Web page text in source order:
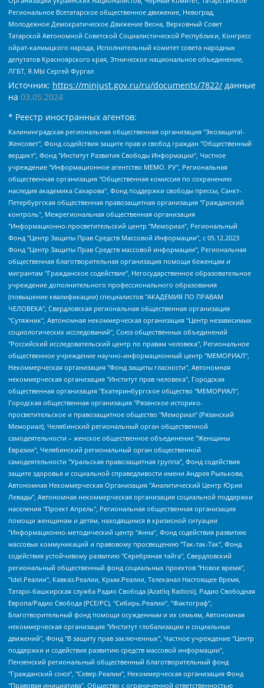
Региональное Всетатарское общественное движение, Невоград,
Молодежное Демократическое Движение Весна, Верховный Совет
Татарской Автономной Советской Социалистической Республики, Конгресс
ойрат-калмыцкого народа, Исполнительный комитет совета народных
депутатов Красноярского края, Этническое национальное объединение,
ЛГБТ, Я.МЫ Сергей Фургал
Источник: https://minjust.gov.ru/ru/documents/7822/ данные
на 03.05.2024
* Реестр иностранных агентов:
Калининградская региональная общественная организация "Экозащита!-Женсовет", Фонд содействия защите прав и свобод граждан "Общественный вердикт", Фонд "Институт Развития Свободы Информации", Частное учреждение "Информационное агентство МЕМО. РУ", Региональная общественная организация "Общественная комиссия по сохранению наследия академика Сахарова", Фонд поддержки свободы прессы, Санкт-Петербургская общественная правозащитная организация "Гражданский контроль", Межрегиональная общественная организация "Информационно-просветительский центр "Мемориал", Региональный Фонд "Центр Защиты Прав Средств Массовой Информации", с 05.12.2023 Фонд "Центр Защиты Прав Средств массовой информации", Региональная общественная благотворительная организация помощи беженцам и мигрантам "Гражданское содействие", Негосударственное образовательное учреждение дополнительного профессионального образования (повышение квалификации) специалистов "АКАДЕМИЯ ПО ПРАВАМ ЧЕЛОВЕКА", Свердловская региональная общественная организация "Сутяжник", Автономная некоммерческая организация "Центр независимых социологических исследований", Союз общественных объединений "Российский исследовательский центр по правам человека", Региональное общественное учреждение научно-информационный центр "МЕМОРИАЛ", Некоммерческая организация "Фонд защиты гласности", Автономная некоммерческая организация "Институт прав человека", Городская общественная организация "Екатеринбургское общество "МЕМОРИАЛ", Городская общественная организация "Рязанское историко-просветительское и правозащитное общество "Мемориал" (Рязанский Мемориал), Челябинский региональный орган общественной самодеятельности – женское общественное объединение "Женщины Евразии", Челябинский региональный орган общественной самодеятельности "Уральская правозащитная группа", Фонд содействия защите здоровья и социальной справедливости имени Андрея Рылькова, Автономная Некоммерческая Организация "Аналитический Центр Юрия Левады", Автономная некоммерческая организация социальной поддержки населения "Проект Апрель", Региональная общественная организация помощи женщинам и детям, находящимся в кризисной ситуации "Информационно-методический центр "Анна", Фонд содействия развитию массовых коммуникаций и правовому просвещению "Так-так-Так", Фонд содействия устойчивому развитию "Серебряная тайга", Свердловский региональный общественный фонд социальных проектов "Новое время", "Idel.Реалии", Кавказ.Реалии, Крым.Реалии, Телеканал Настоящее Время, Татаро-башкирская служба Радио Свобода (Azatliq Radiosi), Радио Свободная Европа/Радио Свобода (PCE/PC), "Сибирь.Реалии", "Фактограф", Благотворительный фонд помощи осужденным и их семьям, Автономная некоммерческая организация "Институт глобализации и социальных движений", Фонд "В защиту прав заключенных", Частное учреждение "Центр поддержки и содействия развитию средств массовой информации", Пензенский региональный общественный благотворительный фонд "Гражданский союз", "Север.Реалии", Некоммерческая организация Фонд "Правовая инициатива", Общество с ограниченной ответственностью "Радио Свободная Европа/Радио Свобода", Чешское информационное агентство "MEDIUM-ORIENT", Красноярская региональная общественная организация "Мы против СПИДа", Камалягин Денис Николаевич, Маркелов Сергей Евгеньевич, Пономарев Лев Александрович, Савицкая Людмила Алексеевна, Автономная некоммерческая организация "Центр по работе с проблемой насилия "НАСИЛИЮ.НЕТ", Межрегиональный профессиональный союз работников здравоохранения "Альянс врачей", Юридическое лицо, зарегистрированное в Латвийской Республике, SIA "Medusa Project" (регистрационный номер 40103797863, дата регистрации 10.06.2014), Некоммерческая организация "Фонд по борьбе с коррупцией", Автономная некоммерческая организация "Институт права и публичной политики", Баданин Роман Сергеевич, Гликин Максим Александрович, Железнова Мария Михайловна, Лукьянова Юлия Сергеевна, Маетная Елизавета Витальевна, Маняхин Петр Борисович, Чуракова Ольга Владимировна, Ярош Юлия Петровна, Юридическое лицо "The Insider SIA", зарегистрированное в Риге, Латвийская Республика (дата регистрации 26.06.2015), являющееся администратором доменного имени интернет-издания "The Insider SIA", https://theins.ru, Постернак Алексей Евгеньевич, Рубин Михаил Аркадьевич, Анин Роман Александрович, Юридическое лицо Istories fonds, зарегистрированное в Латвийской Республике (регистрационный номер 50008295751, дата регистрации 24.02.2020), Великовский Дмитрий Александрович, Долинина Ирина Николаевна, Мароховская Алеся Алексеевна, Шлейнов Роман Юрьевич, Шмагун Олеся Валентиновна, Общество с ограниченной ответственностью "Альтаир 2021", Общество с ограниченной ответственностью "Вега 2021", Общество с ограниченной ответственностью "Главный редактор 2021", Общество с ограниченной ответственностью "Ромашки монолит", Важенков Артем Валерьевич, Ивановская областная общественная организация "Центр гендерных исследований", Гурман Юрий Альбертович, Медиапроект "ОВД-Инфо", Егоров Владимир Владимирович, Жилинский Владимир Александрович, Общество с ограниченной ответственностью "ЗП", Иванова София Юрьевна, Карезина Инна Павловна, Кильтау Екатерина Викторовна, Петров Алексей Викторович, Пискунов Сергей Евгеньевич, Смирнов Сергей Сергеевич, Тихонов Михаил Сергеевич, Общество с ограниченной ответственностью "ЖУРНАЛИСТ-ИНОСТРАННЫЙ АГЕНТ", Арапова Галина Юрьевна, Вольтская Татьяна Анатольевна, Американская компания "Mason G.E.S. Anonymous Foundation" (США), являющаяся владельцем интернет-издания https://mnews.world/, Компания "Stichting Bellingcat", зарегистрированная в Нидерландах (дата регистрации 11.07.2018), Захаров Андрей Вячеславович, Клепиковская Екатерина Дмитриевна, Общество с ограниченной ответственностью "МЕМО", Перл Роман Александрович, Симонов Евгений Алексеевич, Соловьева Елена Анатольевна, Сотников Даниил Владимирович, Сурначева Елизавета Дмитриевна, Автономная некоммерческая организация по защите прав человека и информированию населения "Якутия – Наше Мнение", Общество с ограниченной ответственностью "Москоу диджитал медиа", с 26.01.2023 Общество с ограниченной ответственностью "Чайка Белые сады", Ветошкина Валерия Валерьевна, Заговора Максим Александрович, Межрегиональное общественное движение "Российская ЛГБТ - сеть", Оленичев Максим Владимирович, Павлов Иван Юрьевич, Скворцова Елена Сергеевна, Общество с ограниченной ответственностью "Как бы инагент", Кочетков Игорь Викторович, Общество с ограниченной ответственностью "Честные выборы", Еланчик Олег Александрович, Общество с ограниченной ответственностью "Нобелевский призыв", Гималова Регина Эмилевна, Григорьев Андрей Валерьевич, Григорьева Алина Александровна, Ассоциация по содействию защите прав призывников, альтернативнослужащих и военнослужащих "Правозащитная группа "Гражданин.Армия.Право", Хисамова Регина Фаритовна, Автономная некоммерческая организация по реализации социально-правовых программ "Лилит", Дальневосточное общественное движение "Маяк", Санкт-Петербургская ЛГБТ-инициативная группа "Выход", Инициативная группа ЛГБТ+ "Реверс", Алексеев Андрей Викторович, Бекбулатова Таисия Львовна, Беляев Иван Михайлович, Владыкина Елена Сергеевна, Гельман Марат Александрович, Никульшина Вероника Юрьевна, Толоконникова Надежда Андреевна, Шендерович Виктор Анатольевич, Общество с ограниченной ответственностью "Данное сообщение", Общество с ограниченной ответственностью Издательский дом "Новая глава", Айнбиндер Александра Александровна, Московский комьюнити-центр для ЛГБТ+инициатив, Благотворительный фонд развития филантропии, Deutsche Welle (Германия, Kurt-Schumacher-Strasse 3, 53113 Bonn), Борзунова Мария Михайловна, Воробьев Виктор Викторович, Голубева Анна Львовна, Константинова Алла Михайловна, Малкова Ирина Владимировна, Мурадов Мурад Абдулгалимович, Осетинская Елизавета Николаевна, Понасенков Евгений Николаевич, Ганапольский Матвей Юрьевич, Киселев Евгений Алексеевич, Борухович Ирина Григорьевна, Дремин Иван Тимофеевич, Дубровский Дмитрий Викторович, Красноярская региональная общественная организация поддержки и развития альтернативных образовательных технологий и межкультурных коммуникаций "ИНТЕРРА", Маяковская Екатерина Алексеевна, Фейгин Марк Захарович, Филимонов Андрей Викторович, Дзугкоева Регина Николаевна, Доброхотов Роман Александрович, Дудь Юрий Александрович, Елкин Сергей Владимирович, Кругликов Кирилл Игоревич, Сабунаева Мария Леонидовна, Семенов Алексей Владимирович, Шаинян Карен Багратович, Шульман Екатерина Михайловна, Асафьев Артур Валерьевич, Вахштайн Виктор Семенович, Венедиктов Алексей Алексеевич, Лушникова Екатерина Евгеньевна, Волков Леонид Михайлович, Невзоров Александр Глебович, Пархоменко Сергей Борисович, Сироткин Ярослав Николаевич, Кара-Мурза Владимир Владимирович, Баранова Наталья Владимировна, Гозман Леонид Яковлевич, Кагарлицкий Борис Юльевич, Климарев Михаил Валерьевич, Милов Владимир Станиславович, Автономная некоммерческая организация Краснодарский центр современного искусства "Типография", Моргенштерн Алишер Тагирович, Соболь Любовь Эдуардовна, Общество с ограниченной ответственностью "ЛИЗА НОРМ", Каспаров Гарри Кимович, Ходорковский Михаил Борисович, Общество с ограниченной ответственностью "Апрельские тезисы", Данилович Ирина Брониславовна, Кашин Олег Владимирович, Петров Николай Владимирович, Пивоваров Алексей Владимирович, Соколов Михаил Владимирович, Цветкова Юлия Владимировна, Чичваркин Евгений Александрович, Комитет против пыток/Команда против пыток, Общество с ограниченной ответственностью "Первый научный", Общество с ограниченной ответственностью "Вертолет и ко", Белоцерковская Вероника Борисовна, Кац Максим Евгеньевич, Лазарева Татьяна Юрьевна, Шаведдинов Руслан Табризович, Яшин Илья Валерьевич, Общество с ограниченной ответственностью "Иноагент ААВ", Алешковский Дмитрий Петрович, Альбац Евгения Марковна, Быков Дмитрий Львович, Галямина Юлия Евгеньевна, Лойко Сергей Леонидович, Мартынов Кирилл Константинович, Медведев Сергей Александрович, Крашенинников Федор Геннадиевич, Гордеева Катерина Вл